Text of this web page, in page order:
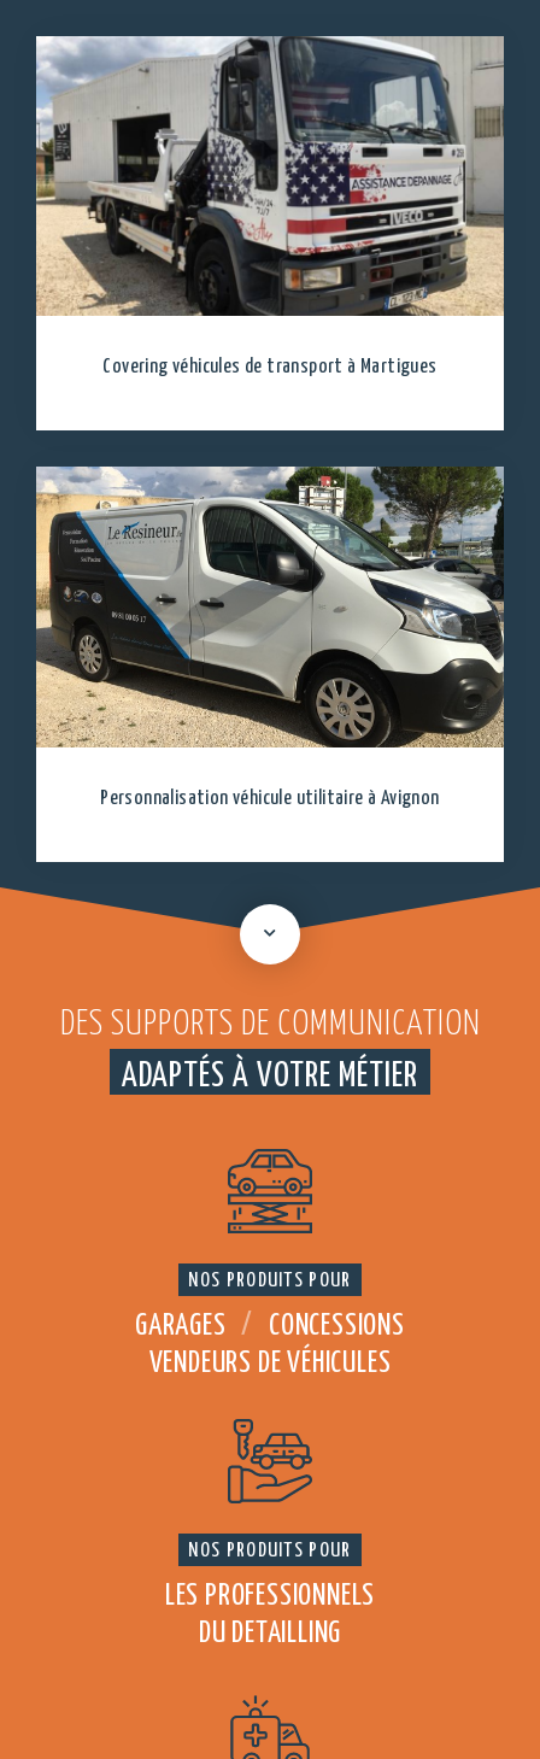
Covering véhicules de transport à Martigues
Personnalisation véhicule utilitaire à Avignon
DES SUPPORTS DE COMMUNICATION
ADAPTÉS À VOTRE MÉTIER
NOS PRODUITS POUR
GARAGES /
CONCESSIONS
VENDEURS DE VÉHICULES
NOS PRODUITS POUR
LES PROFESSIONNELS
DU DETAILLING